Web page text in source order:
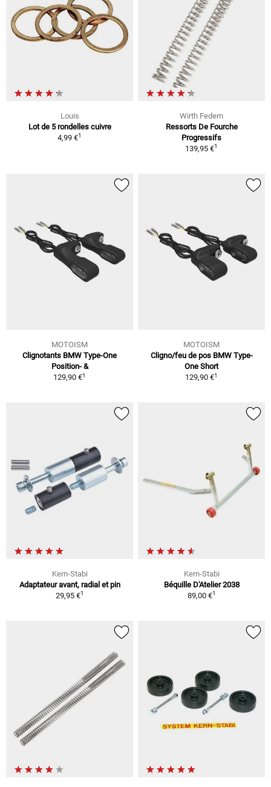
Louis
Lot de 5 rondelles cuivre
4,99 €1
Wirth Federn
Ressorts De Fourche
Progressifs
139,95 €1
MOTOISM
Clignotants BMW Type-One
Position- &
129,90 €1
MOTOISM
Cligno/feu de pos BMW Type-
One Short
129,90 €1
Kern-Stabi
Adaptateur avant, radial et pin
29,95 €1
Kern-Stabi
Béquille D'Atelier 2038
89,00 €1